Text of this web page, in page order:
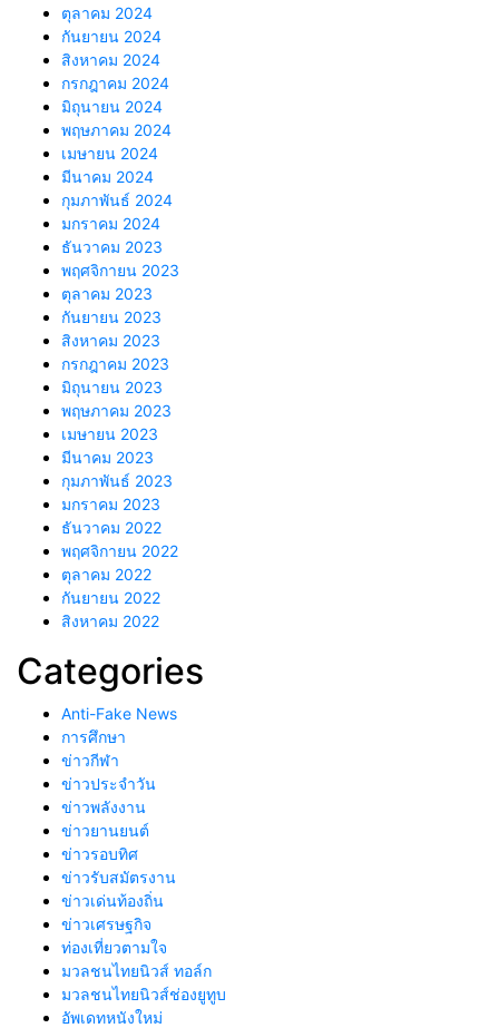
ตุลาคม 2024
กันยายน 2024
สิงหาคม 2024
กรกฎาคม 2024
มิถุนายน 2024
พฤษภาคม 2024
เมษายน 2024
มีนาคม 2024
กุมภาพันธ์ 2024
มกราคม 2024
ธันวาคม 2023
พฤศจิกายน 2023
ตุลาคม 2023
กันยายน 2023
สิงหาคม 2023
กรกฎาคม 2023
มิถุนายน 2023
พฤษภาคม 2023
เมษายน 2023
มีนาคม 2023
กุมภาพันธ์ 2023
มกราคม 2023
ธันวาคม 2022
พฤศจิกายน 2022
ตุลาคม 2022
กันยายน 2022
สิงหาคม 2022
Categories
Anti-Fake News
การศึกษา
ข่าวกีฬา
ข่าวประจำวัน
ข่าวพลังงาน
ข่าวยานยนต์
ข่าวรอบทิศ
ข่าวรับสมัตรงาน
ข่าวเด่นท้องถิ่น
ข่าวเศรษฐกิจ
ท่องเที่ยวตามใจ
มวลชนไทยนิวส์ ทอล์ก
มวลชนไทยนิวส์ช่องยูทูบ
อัพเดทหนังใหม่